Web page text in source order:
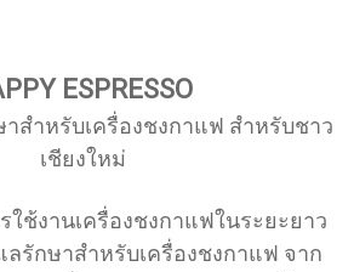
น คุณจะได้ความมั่นใจในคุณภาพ
งทำกาแฟ และงานซ่อมคุณภาพ
ระทับใจในการบริการ โดยไม่มี
ภายหลัง
รได้รับซ่อมเครื่องชงกาแฟ เพราะ
ร พร้อมช่วยคุณแก้ปัญหา หากคุณ
ESPRESSO
สำหรับเครื่องชงกาแฟ สำหรับชาว
เชียงใหม่
ใช้งานเครื่องชงกาแฟในระยะยาว
รักษาสำหรับเครื่องชงกาแฟ จาก